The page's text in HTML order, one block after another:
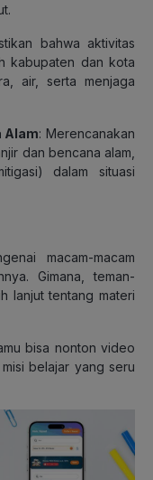
bahwa aktivitas
kabupaten dan kota
air, serta menjaga
Alam: Merencanakan
dan bencana alam,
dalam situasi
macam-macam
Gimana, teman-
lanjut tentang materi
bisa nonton video
belajar yang seru